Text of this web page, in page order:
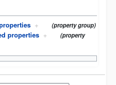
+ (property group)
properties +
(property